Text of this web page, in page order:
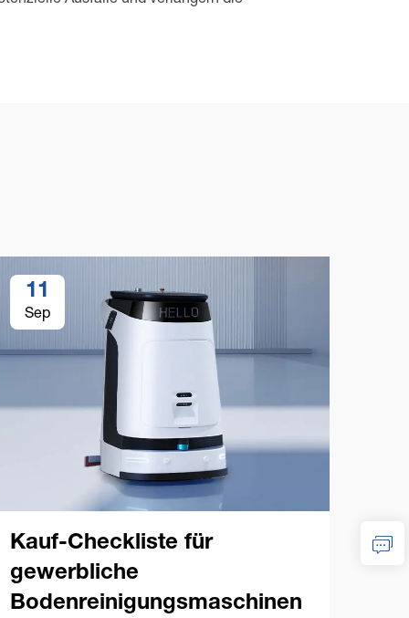
11
Sep
Kauf-Checkliste für
gewerbliche
Bodenreinigungsmaschinen